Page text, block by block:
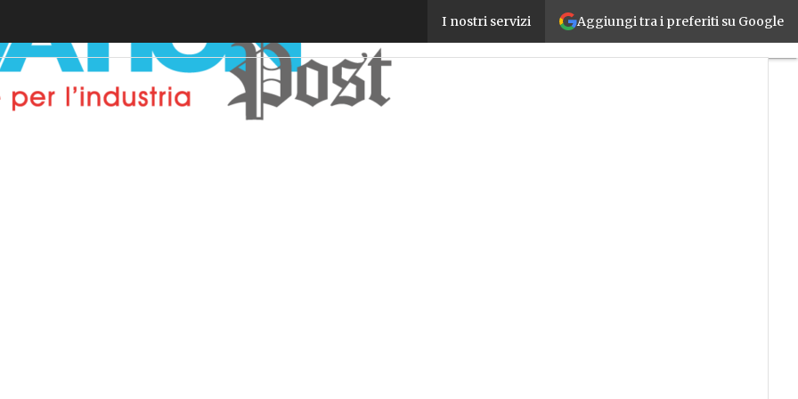
Aggiungi tra i preferiti su Google
I nostri servizi
W4F, il sensore fotoelettrico miniaturizzato